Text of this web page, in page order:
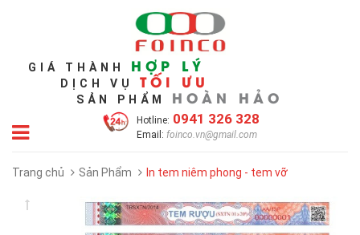
GIÁ THÀNH HỢP LÝ
DỊCH VỤ TỐI ƯU
SẢN PHẨM HOÀN HẢO
Hotline: 0941 326 328
Email: foinco.vn@gmail.com
Trang chủ Sản Phẩm In tem niêm phong - tem vỡ